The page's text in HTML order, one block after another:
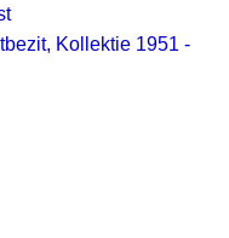
Kollektie 1951 -